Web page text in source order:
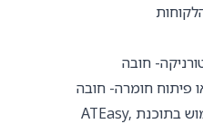
חובה
פיתוח חומרה- חובה
– הכרת כלים לפיתוח תוכנה ושימוש בתוכנת ATEasy,